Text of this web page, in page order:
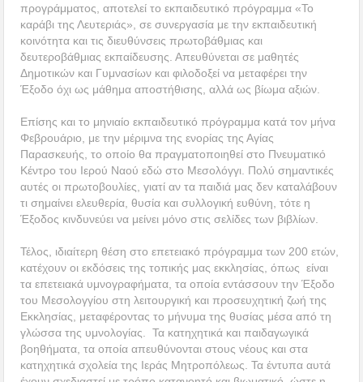
προγράμματος, αποτελεί το εκπαιδευτικό πρόγραμμα «Το
καράβι της Λευτεριάς», σε συνεργασία με την εκπαιδευτική
κοινότητα και τις διευθύνσεις πρωτοβάθμιας και
δευτεροβάθμιας εκπαίδευσης. Απευθύνεται σε μαθητές
Δημοτικών και Γυμνασίων και φιλοδοξεί να μεταφέρει την
Έξοδο όχι ως μάθημα αποστήθισης, αλλά ως βίωμα αξιών.
Επίσης και το μηνιαίο εκπαιδευτικό πρόγραμμα κατά τον μήνα
Φεβρουάριο, με την μέριμνα της ενορίας της Αγίας
Παρασκευής, το οποίο θα πραγματοποιηθεί στο Πνευματικό
Κέντρο του Ιερού Ναού εδώ στο Μεσολόγγι. Πολύ σημαντικές
αυτές οι πρωτοβουλίες, γιατί αν τα παιδιά μας δεν καταλάβουν
τι σημαίνει ελευθερία, θυσία και συλλογική ευθύνη, τότε η
Έξοδος κινδυνεύει να μείνει μόνο στις σελίδες των βιβλίων.
Τέλος, ιδιαίτερη θέση στο επετειακό πρόγραμμα των 200 ετών,
κατέχουν οι εκδόσεις της τοπικής μας εκκλησίας, όπως είναι
τα επετειακά υμνογραφήματα, τα οποία εντάσσουν την Έξοδο
του Μεσολογγίου στη λειτουργική και προσευχητική ζωή της
Εκκλησίας, μεταφέροντας το μήνυμα της θυσίας μέσα από τη
γλώσσα της υμνολογίας. Τα κατηχητικά και παιδαγωγικά
βοηθήματα, τα οποία απευθύνονται στους νέους και στα
κατηχητικά σχολεία της Ιεράς Μητροπόλεως. Τα έντυπα αυτά